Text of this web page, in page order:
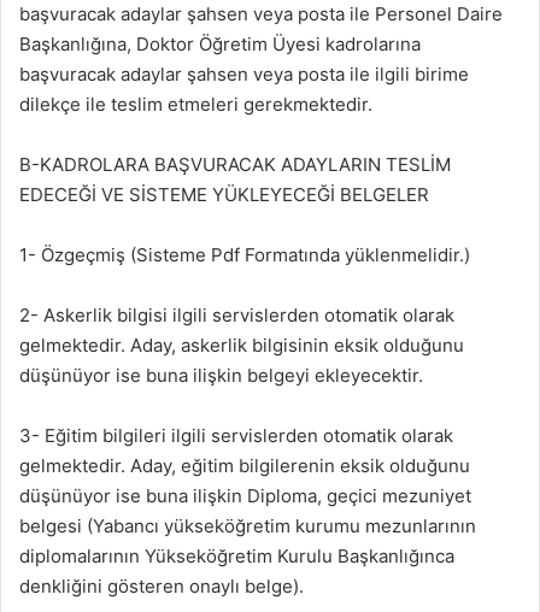
başvuracak adaylar şahsen veya posta ile Personel Daire
Başkanlığına, Doktor Öğretim Üyesi kadrolarına
başvuracak adaylar şahsen veya posta ile ilgili birime
dilekçe ile teslim etmeleri gerekmektedir.
B-KADROLARA BAŞVURACAK ADAYLARIN TESLİM
EDECEĞİ VE SİSTEME YÜKLEYECEĞİ BELGELER
1- Özgeçmiş (Sisteme Pdf Formatında yüklenmelidir.)
2- Askerlik bilgisi ilgili servislerden otomatik olarak
gelmektedir. Aday, askerlik bilgisinin eksik olduğunu
düşünüyor ise buna ilişkin belgeyi ekleyecektir.
3- Eğitim bilgileri ilgili servislerden otomatik olarak
gelmektedir. Aday, eğitim bilgilerenin eksik olduğunu
düşünüyor ise buna ilişkin Diploma, geçici mezuniyet
belgesi (Yabancı yükseköğretim kurumu mezunlarının
diplomalarının Yükseköğretim Kurulu Başkanlığınca
denkliğini gösteren onaylı belge).